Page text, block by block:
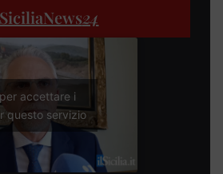
24
accettare i
questo servizio